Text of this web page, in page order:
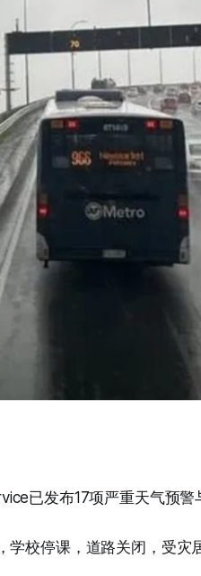
已发布17项严重天气预警
校停课，道路关闭，受灾